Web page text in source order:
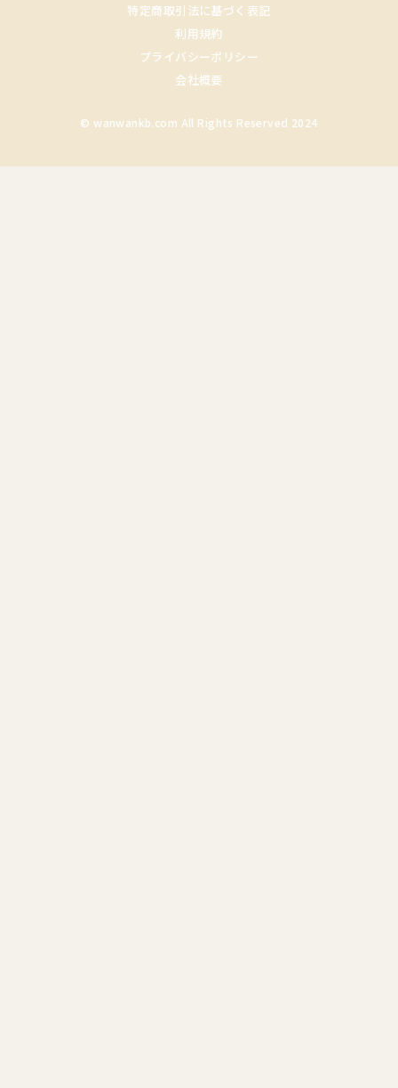
特定商取引法に基づく表記
利用規約
プライバシーポリシー
会社概要
© wanwankb.com All Rights Reserved 2024